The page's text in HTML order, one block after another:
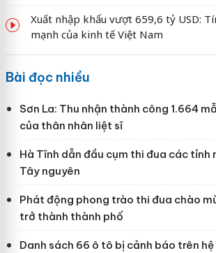
Xuất nhập khẩu vượt 659,6 tỷ USD:
mạnh của kinh tế Việt Nam
Bài đọc nhiều
Sơn La: Thu nhận thành công 1.664
của thân nhân liệt sĩ
Hà Tĩnh dẫn đầu cụm thi đua các tỉnh
Tây nguyên
Phát động phong trào thi đua chào
trở thành thành phố
Danh sách 66 ô tô bị cảnh báo trên